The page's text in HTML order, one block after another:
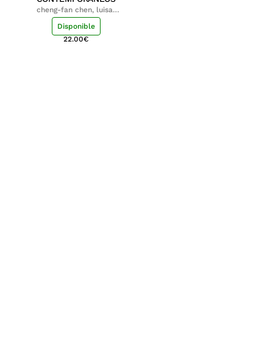
cheng-fan chen, luisa;
shu-ying chang, luisa
Disponible
22.00€